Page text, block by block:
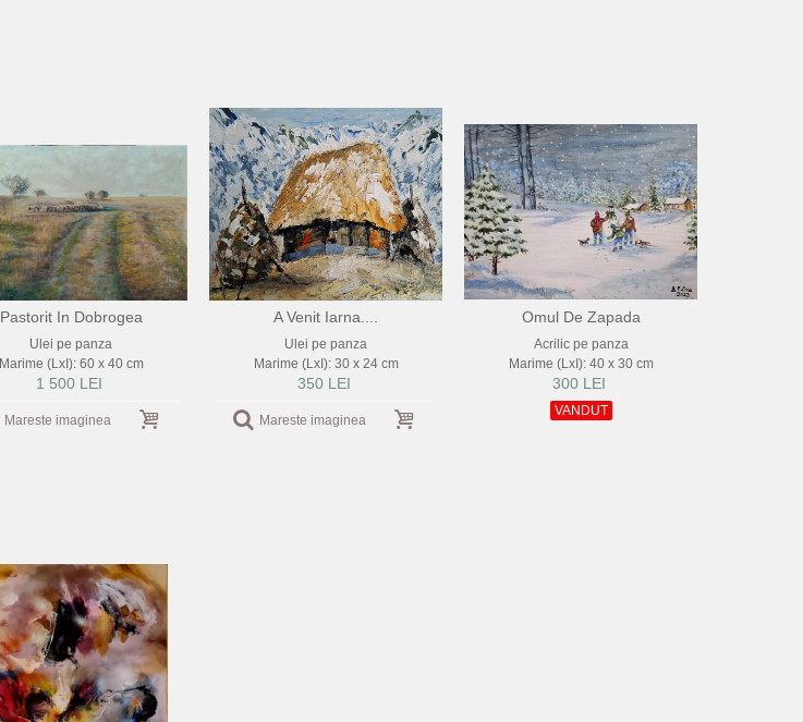
Pastorit In Dobrogea
Ulei pe panza
Marime (LxI): 60 x 40 cm
1 500 LEI
Mareste imaginea
A Venit Iarna....
Ulei pe panza
Marime (LxI): 30 x 24 cm
350 LEI
Mareste imaginea
Omul De Zapada
Acrilic pe panza
Marime (LxI): 40 x 30 cm
300 LEI
VANDUT